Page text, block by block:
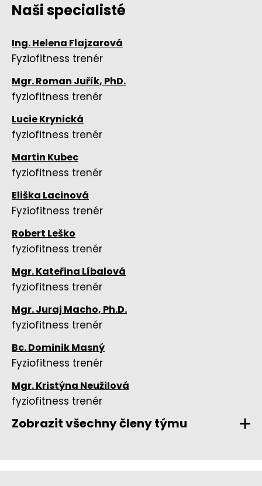
Naši specialisté
Ing. Helena Flajzarová
Fyziofitness trenér
Mgr. Roman Juřík, PhD.
fyziofitness trenér
Lucie Krynická
fyziofitness trenér
Martin Kubec
fyziofitness trenér
Eliška Lacinová
Fyziofitness trenér
Robert Leško
fyziofitness trenér
Mgr. Kateřina Líbalová
fyziofitness trenér
Mgr. Juraj Macho, Ph.D.
fyziofitness trenér
Bc. Dominik Masný
Fyziofitness trenér
Mgr. Kristýna Neužilová
fyziofitness trenér
Zobrazit všechny členy týmu